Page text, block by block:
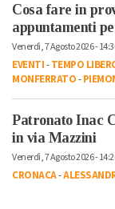
Cosa fare in
appuntamenti
Venerdì, 7 Agosto 2026 -
EVENTI-TEMPO
MONFERRATO-
Patronato Inac
in via Mazzini
Venerdì, 7 Agosto 2026 -
CRONACA-